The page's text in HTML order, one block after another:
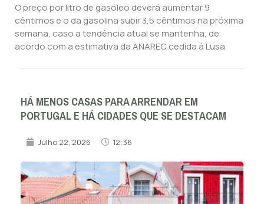
O preço por litro de gasóleo deverá aumentar 9
cêntimos e o da gasolina subir 3,5 cêntimos na próxima
semana, caso a tendência atual se mantenha, de
acordo com a estimativa da ANAREC cedida à Lusa.
HÁ MENOS CASAS PARA ARRENDAR EM
PORTUGAL E HÁ CIDADES QUE SE DESTACAM
Julho 22, 2026 12:36